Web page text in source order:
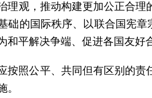
理观，推动构建更加公正合
础的国际秩序、以联合国宪
和平解决争端、促进各国友好
按照公平、共同但有区别的
。